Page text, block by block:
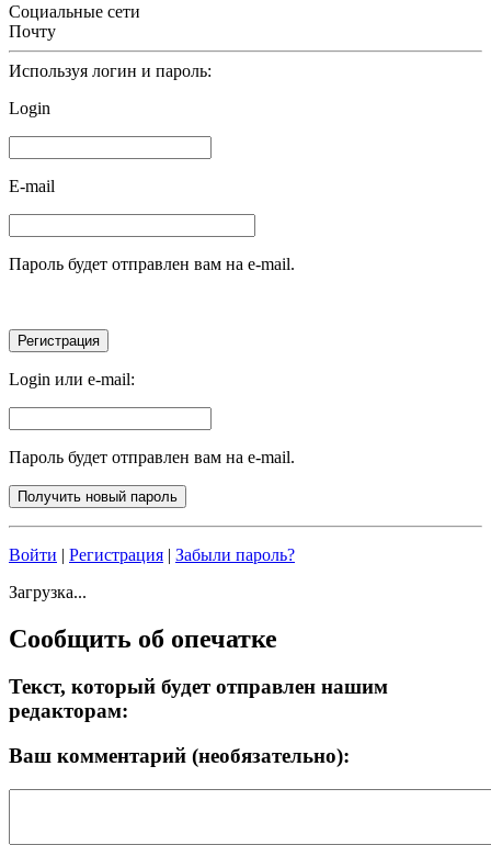
Социальные сети
Почту
Используя логин и пароль:
Login
E-mail
Пароль будет отправлен вам на e-mail.
Login или e-mail:
Пароль будет отправлен вам на e-mail.
Войти | Регистрация | Забыли пароль?
Загрузка...
Сообщить об опечатке
Текст, который будет отправлен нашим
редакторам:
Ваш комментарий (необязательно):